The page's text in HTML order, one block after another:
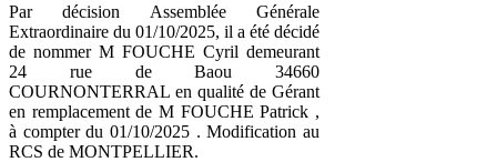
Par décision Assemblée Générale
Extraordinaire du 01/10/2025, il a été décidé
de nommer M FOUCHE Cyril demeurant
24 rue de Baou 34660
COURNONTERRAL en qualité de Gérant
en remplacement de M FOUCHE Patrick ,
à compter du 01/10/2025 . Modification au
RCS de MONTPELLIER.